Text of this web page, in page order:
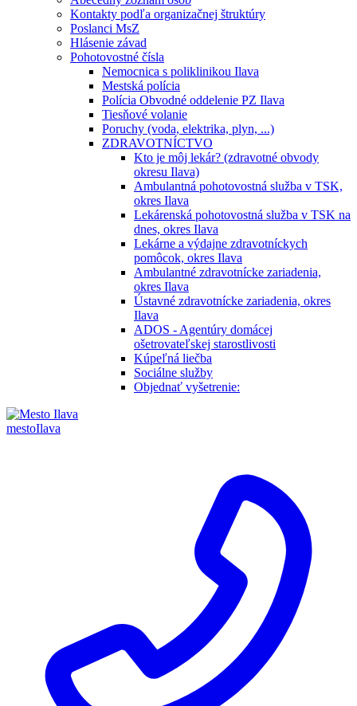
Kontakty podľa organizačnej štruktúry
Poslanci MsZ
Hlásenie závad
Pohotovostné čísla
Nemocnica s poliklinikou Ilava
Mestská polícia
Polícia Obvodné oddelenie PZ Ilava
Tiesňové volanie
Poruchy (voda, elektrika, plyn, ...)
ZDRAVOTNÍCTVO
Kto je môj lekár? (zdravotné obvody
okresu Ilava)
Ambulantná pohotovostná služba v TSK,
okres Ilava
Lekárenská pohotovostná služba v TSK na
dnes, okres Ilava
Lekárne a výdajne zdravotníckych
pomôcok, okres Ilava
Ambulantné zdravotnícke zariadenia,
okres Ilava
Ústavné zdravotnícke zariadenia, okres
Ilava
ADOS - Agentúry domácej
ošetrovateľskej starostlivosti
Kúpeľná liečba
Sociálne služby
Objednať vyšetrenie:
mestoIlava